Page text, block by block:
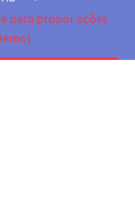
para propor ações